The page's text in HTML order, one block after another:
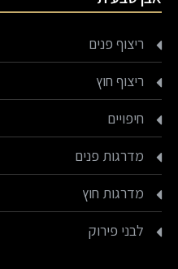
ריצוף פנים
ריצוף חוץ
חיפויים
מדרגות פנים
מדרגות חוץ
לבני פירוק